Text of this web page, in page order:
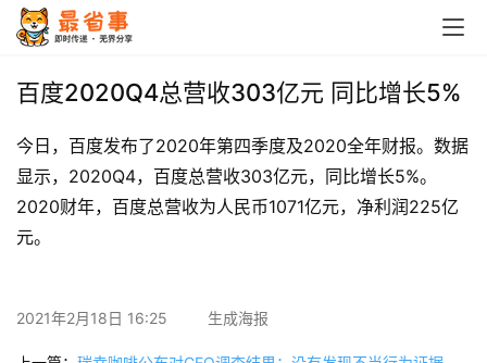
首
栏
目
专
题
简
讯
百度2020Q4总营收303亿元 同比增长5%
今日，百度发布了2020年第四季度及2020全年财报。数据
显示，2020Q4，百度总营收303亿元，同比增长5%。
2020财年，百度总营收为人民币1071亿元，净利润225亿
元。
2021年2月18日 16:25 生成海报